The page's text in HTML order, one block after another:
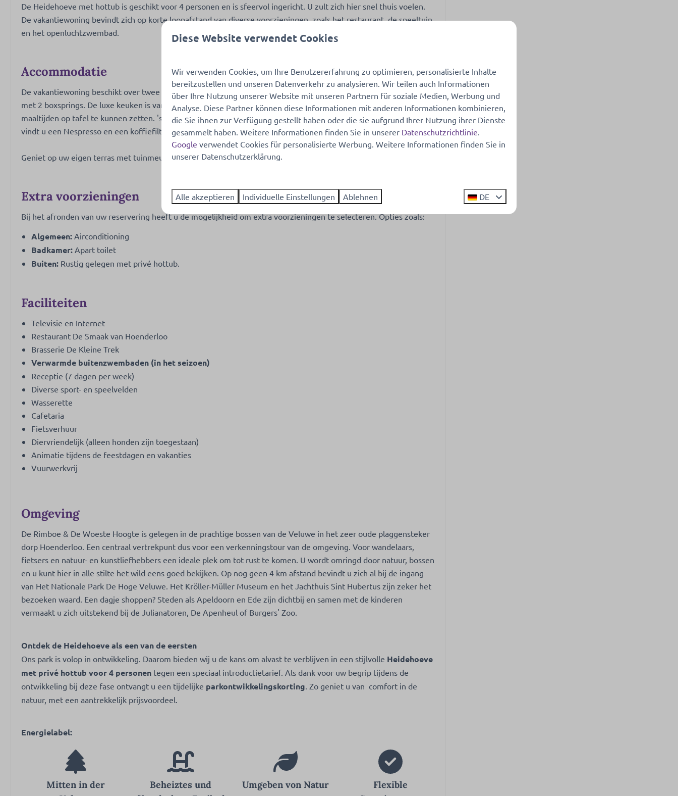
Kaffeetassenmaschine: Nespresso
Gasherd: 4-Brenner
Kessel: Elektrischer Wasserkocher
De Heidehoeve met hottub is geschikt voor 4 personen en is sfeervol ingericht. U zult zich hier snel thuis voelen.
De vakantiewoning bevindt zich op korte loopafstand van diverse voorzieningen, zoals het restaurant, de speeltuin
en het openluchtzwembad.
Accommodatie
De vakantiewoning beschikt over twee comfortabele slaapkamers: de masterbedroom, en een tweede slaapkamer
met 2 boxsprings. De luxe keuken is van alle gemakken voorzien en biedt u alles wat u nodig heeft om heerlijke
maaltijden op tafel te kunnen zetten. 's Morgens begint u met een heerlijke kopje koffie; in de vakantiewoning
vindt u een Nespresso en een koffiefilterapparaat.
Geniet op uw eigen terras met tuinmeubilair van de mooie groene omgeving.
Extra voorzieningen
Bij het afronden van uw reservering heeft u de mogelijkheid om extra voorzieningen te selecteren. Opties zoals:
Algemeen: Airconditioning
Badkamer: Apart toilet
Buiten: Rustig gelegen met privé hottub.
Faciliteiten
Televisie en Internet
Restaurant De Smaak van Hoenderloo
Brasserie De Kleine Trek
Verwarmde buitenzwembaden (in het seizoen)
Receptie (7 dagen per week)
Diverse sport- en speelvelden
Wasserette
Cafetaria
Fietsverhuur
Diervriendelijk (alleen honden zijn toegestaan)
Animatie tijdens de feestdagen en vakanties
Vuurwerkvrij
Omgeving
De Rimboe & De Woeste Hoogte is gelegen in de prachtige bossen van de Veluwe in het zeer oude plaggensteker
dorp Hoenderloo. Een centraal vertrekpunt dus voor een verkenningstour van de omgeving. Voor wandelaars,
fietsers en natuur- en kunstliefhebbers een ideale plek om tot rust te komen. U wordt omringd door natuur, bossen
en u kunt hier in alle stilte het wild eens goed bekijken. Op nog geen 4 km afstand bevindt u zich al bij de ingang
van Het Nationale Park De Hoge Veluwe. Het Kröller-Müller Museum en het Jachthuis Sint Hubertus zijn zeker het
bezoeken waard. Een dagje shoppen? Steden als Apeldoorn en Ede zijn dichtbij en samen met de kinderen
vermaakt u zich uitstekend bij de Julianatoren, De Apenheul of Burgers' Zoo.
Ontdek de Heidehoeve als een van de eersten
Ons park is volop in ontwikkeling. Daarom bieden wij u de kans om alvast te verblijven in een stijlvolle Heidehoeve
met privé hottub voor 4 personen tegen een speciaal introductietarief. Als dank voor uw begrip tijdens de
ontwikkeling bij deze fase ontvangt u een tijdelijke parkontwikkelingskorting . Zo geniet u van comfort in de
natuur, met een aantrekkelijk prijsvoordeel.
Energielabel:
Mitten in der
Beheiztes und
Umgeben von Natur
Flexible
Diese Website verwendet Cookies
Wir verwenden Cookies, um Ihre Benutzererfahrung zu optimieren, personalisierte Inhalte
bereitzustellen und unseren Datenverkehr zu analysieren. Wir teilen auch Informationen
über Ihre Nutzung unserer Website mit unseren Partnern für soziale Medien, Werbung und
Analyse. Diese Partner können diese Informationen mit anderen Informationen kombinieren,
die Sie ihnen zur Verfügung gestellt haben oder die sie aufgrund Ihrer Nutzung ihrer Dienste
gesammelt haben. Weitere Informationen finden Sie in unserer Datenschutzrichtlinie
Google verwendet Cookies für personalisierte Werbung. Weitere Informationen finden Sie in
unserer Datenschutzerklärung.
Alle akzeptieren Individuelle Einstellungen Ablehnen DE